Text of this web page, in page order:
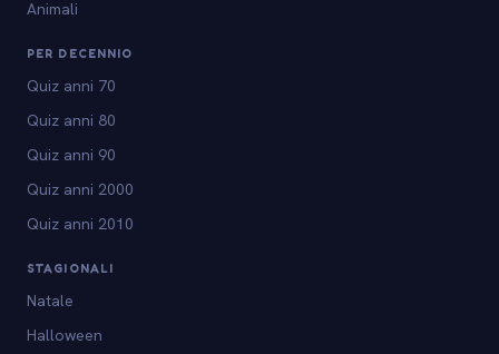
Animali
PER DECENNIO
Quiz anni 70
Quiz anni 80
Quiz anni 90
Quiz anni 2000
Quiz anni 2010
STAGIONALI
Natale
Halloween